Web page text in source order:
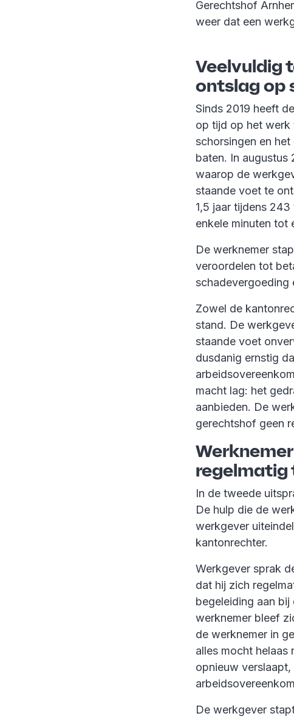
Gerechtshof
weer dat een
Veelvuldig
ontslag op
Sinds 2019 heeft
op tijd op het werk
schorsingen en
baten. In augustus
waarop de
staande voet te
1,5 jaar tijdens
enkele minuten tot
De werknemer
veroordelen tot
schadevergoeding
Zowel de
stand. De
staande voet
dusdanig ernstig
macht lag: het
aanbieden. De
gerechtshof geen
regelmatig
In de tweede
De hulp die de
werkgever
kantonrechter.
Werkgever sprak
dat hij zich
begeleiding aan
werknemer bleef
de werknemer in
alles mocht helaas
opnieuw
De werkgever